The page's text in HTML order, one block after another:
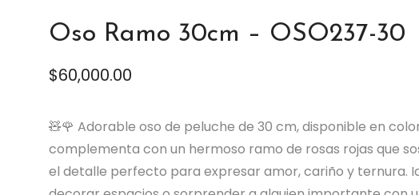
Oso Ramo 30cm – OSO237-30
$60,000.00
🧸🌹 Adorable oso de peluche de 30 cm, disponible en
complementa con un hermoso ramo de rosas rojas que
el detalle perfecto para expresar amor, cariño y ternura.